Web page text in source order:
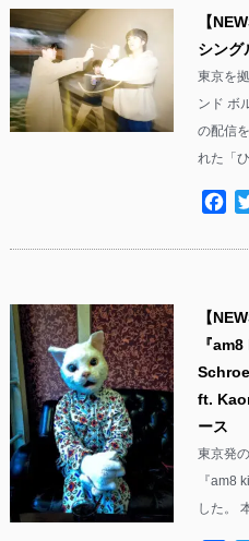
【
シング
東京を
ンド ボ
の配信
れた「
【
『
ft.
ース
東京発
『am8
した。